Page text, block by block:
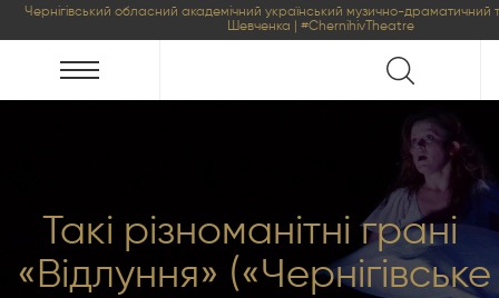
Чернігівський обласний академічний український музично-драматичний
Шевченка | #ChernihivTheatre
Такі різноманітні грані
«Відлуння» («Чернігівське